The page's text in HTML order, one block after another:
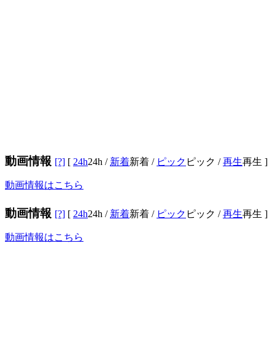
動画情報 [?] [ 24h24h / 新着新着 / ピック ピック /再生再生 ]
動画情報はこちら
動画情報 [?] [ 24h24h / 新着新着 / ピック ピック /再生再生 ]
動画情報はこちら